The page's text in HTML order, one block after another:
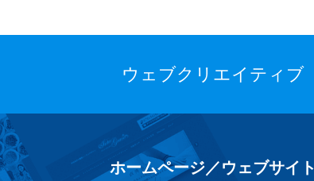
ウェブクリエイティブ
ホームページ／ウェブサイト